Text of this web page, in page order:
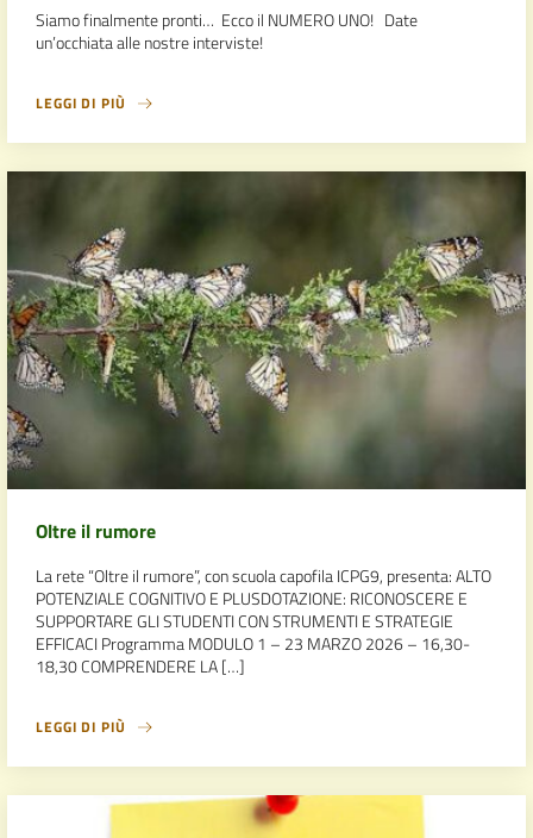
Siamo finalmente pronti… Ecco il NUMERO UNO! Date
un’occhiata alle nostre interviste!
LEGGI DI PIÙ
Oltre il rumore
La rete “Oltre il rumore”, con scuola capofila ICPG9, presenta: ALTO
POTENZIALE COGNITIVO E PLUSDOTAZIONE: RICONOSCERE E
SUPPORTARE GLI STUDENTI CON STRUMENTI E STRATEGIE
EFFICACI Programma MODULO 1 – 23 MARZO 2026 – 16,30-
18,30 COMPRENDERE LA […]
LEGGI DI PIÙ